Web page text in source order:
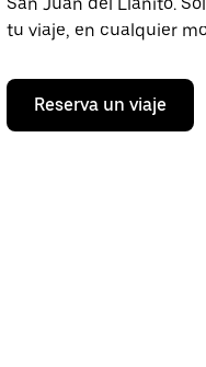
tu viaje, en cualquier
Reserva un viaje